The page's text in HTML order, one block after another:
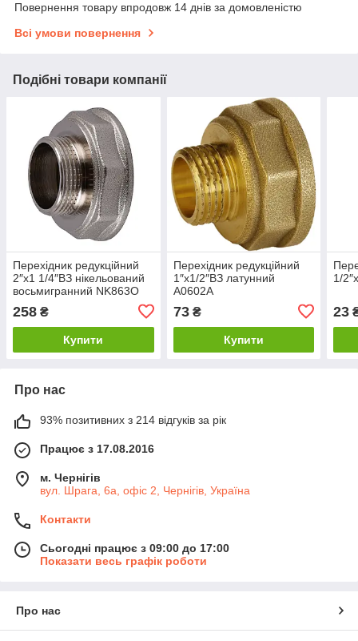
Повернення товару впродовж 14 днів за домовленістю
Всі умови повернення
Подібні товари компанії
Перехідник редукційний
2″х1 1/4″ВЗ нікельований
восьмигранний NK863O
258 ₴
Купити
Перехідник редукційний
1″х1/2″ВЗ латунний
А0602А
73₴
Купити
1/
23
Про нас
93% позитивних з 214 відгуків за рік
Працює з 17.08.2016
м. Чернігів
вул. Шрага, 6а, офіс 2, Чернігів, Україна
Контакти
Сьогодні працює з 09:00 до 17:00
Показати весь графік роботи
Про нас